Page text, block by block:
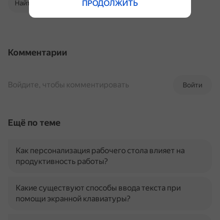
Найти в Поиске
Комментарии
Войти
Войдите, чтобы комментировать
Ещё по теме
Как персонализация рабочего стола влияет на
продуктивность работы?
Какие существуют способы ввода текста при
помощи экранной клавиатуры?
ПРОДОЛЖИТЬ